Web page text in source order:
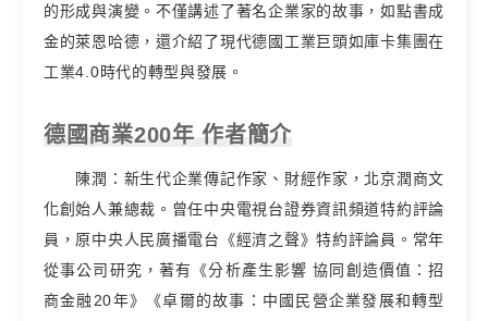
的形成與演變。不僅講述了著名企業家的故事，如點書成
金的萊恩哈德，還介紹了現代德國工業巨頭如庫卡集團在
工業4.0時代的轉型與發展。
德國商業200年 作者簡介
陳潤：新生代企業傳記作家、財經作家，北京潤商文
化創始人兼總裁。曾任中央電視台證券資訊頻道特約評論
員，原中央人民廣播電台《經濟之聲》特約評論員。常年
從事公司研究，著有《分析產生影響 協同創造價值：招
商金融20年》《卓爾的故事：中國民營企業發展和轉型